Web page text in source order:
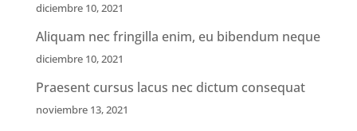
diciembre 10, 2021
Aliquam nec fringilla enim, eu bibendum neque
diciembre 10, 2021
Praesent cursus lacus nec dictum consequat
noviembre 13, 2021